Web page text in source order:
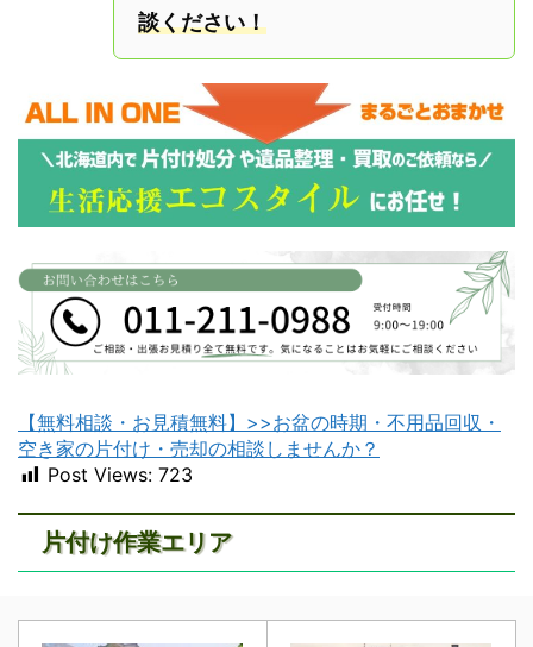
談ください！
【無料相談・お見積無料】>>お盆の時期・不用品回収・
空き家の片付け・売却の相談しませんか？
Post Views: 723
片付け作業エリア